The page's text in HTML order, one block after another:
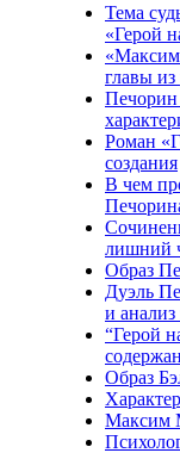
Тема
«Герой
главы
Печорин
Роман
создания
В чем
лишний
Образ
Дуэль
и анализ
“Герой
Образ
Максим